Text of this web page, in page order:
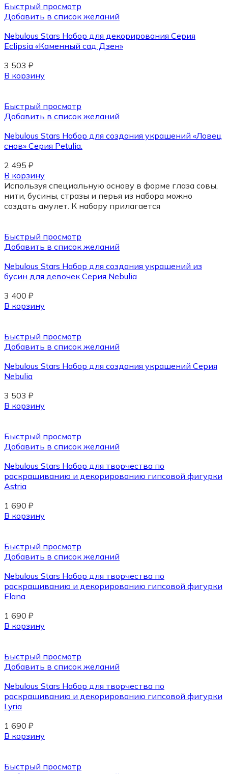
Быстрый просмотр
Добавить в список желаний
Nebulous Stars Набор для декорирования Серия
Eclipsia «Каменный сад Дзен»
3 503 ₽
В корзину
Быстрый просмотр
Добавить в список желаний
Nebulous Stars Набор для создания украшений «Ловец
снов» Серия Petulia.
2 495 ₽
В корзину
Используя специальную основу в форме глаза совы,
нити, бусины, стразы и перья из набора можно
создать амулет. К набору прилагается
Быстрый просмотр
Добавить в список желаний
Nebulous Stars Набор для создания украшений из
бусин для девочек Серия Nebulia
3 400 ₽
В корзину
Быстрый просмотр
Добавить в список желаний
Nebulous Stars Набор для создания украшений Серия
Nebulia
3 503 ₽
В корзину
Быстрый просмотр
Добавить в список желаний
Nebulous Stars Набор для творчества по
раскрашиванию и декорированию гипсовой фигурки
Astria
1 690 ₽
В корзину
Быстрый просмотр
Добавить в список желаний
Nebulous Stars Набор для творчества по
раскрашиванию и декорированию гипсовой фигурки
Elana
1 690 ₽
В корзину
Быстрый просмотр
Добавить в список желаний
Nebulous Stars Набор для творчества по
раскрашиванию и декорированию гипсовой фигурки
Lyria
1 690 ₽
В корзину
Быстрый просмотр